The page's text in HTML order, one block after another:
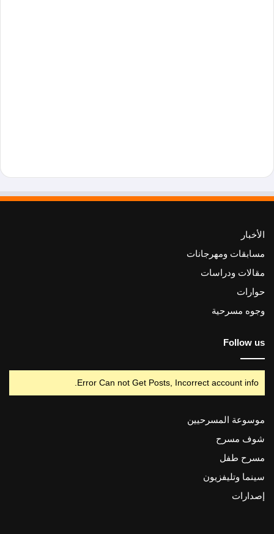
الأخبار
مسابقات ومهرجانات
مقالات ودراسات
حوارات
وجوه مسرحية
Follow us
Error Can not Get Posts, Incorrect account info.
موسوعة المسرحيين
شوف مسرح
مسرح طفل
سينما وتليفزيون
إصدارات